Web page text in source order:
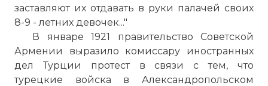
заставляют их отдавать в руки палачей своих
8-9 - летних девочек..."
В январе 1921 правительство Советской
Армении выразило комиссару иностранных
дел Турции протест в связи с тем, что
турецкие войска в Александропольском